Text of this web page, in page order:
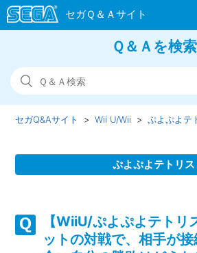
Ｑ＆Ａを検索
セガQ&Aサイト Wii U/Wii ぷよぷよテ
ぷよぷよテトリス
を、動画サイト/ブログ等で公開しても
【WiiU/ぷよぷよテトリス】裏技、隠し
【WiiU/ぷよぷよテトリ
ットの対戦で、相手が